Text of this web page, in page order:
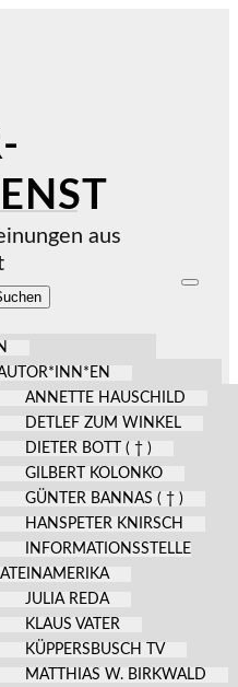
aus
ANNETTE HAUSCHILD
DETLEF ZUM WINKEL
DIETER BOTT ( † )
GILBERT KOLONKO
GÜNTER BANNAS ( † )
HANSPETER KNIRSCH
INFORMATIONSSTELLE
JULIA REDA
KLAUS VATER
KÜPPERSBUSCH TV
MATTHIAS W. BIRKWALD